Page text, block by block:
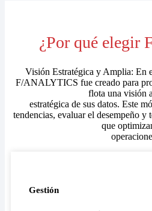
¿Por qué elegir
Visión Estratégica y Amplia: En
F/ANALYTICS fue creado para
flota una visión
estratégica de sus datos. Este
tendencias, evaluar el desempeño y
que
Gestión